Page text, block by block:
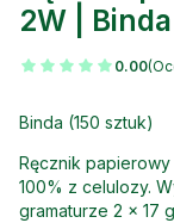
2W |
0.00
Binda (150 sztuk)
Ręcznik
100% z celulozy.
gramaturze 2 x 17